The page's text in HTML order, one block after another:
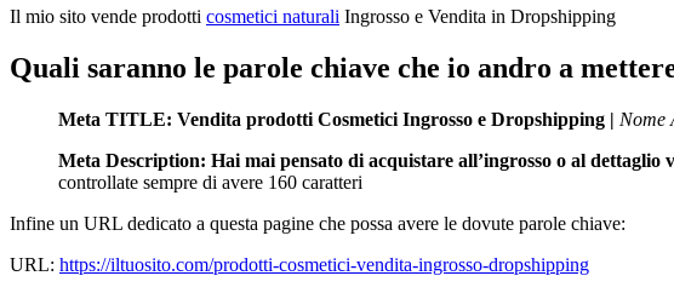
Il mio sito vende prodotti cosmetici naturali Ingrosso e Vendita in Dropshipping
Quali saranno le parole chiave che io andro a
Meta TITLE: Vendita prodotti Cosmetici Ingrosso e Dropshipping | Nome
Meta Description: Hai mai pensato di acquistare all’ingrosso o al
controllate sempre di avere 160 caratteri
Infine un URL dedicato a questa pagine che possa avere le dovute parole chiave:
URL: https://iltuosito.com/prodotti-cosmetici-vendita-ingrosso-dropshipping